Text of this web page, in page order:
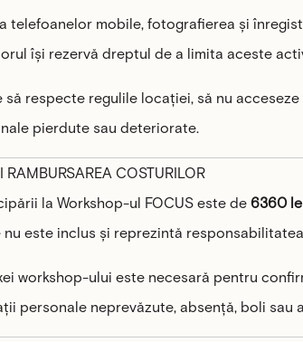
telefoanelor mobile, fotografierea și
își rezervă dreptul de a limita aceste
respecte regulile locației, să nu
pierdute sau deteriorate.
RAMBURSAREA COSTURILOR
la Workshop-ul FOCUS este de 6360
este inclus și reprezintă
workshop-ului este necesară pentru
personale neprevăzute, absență, boli sau